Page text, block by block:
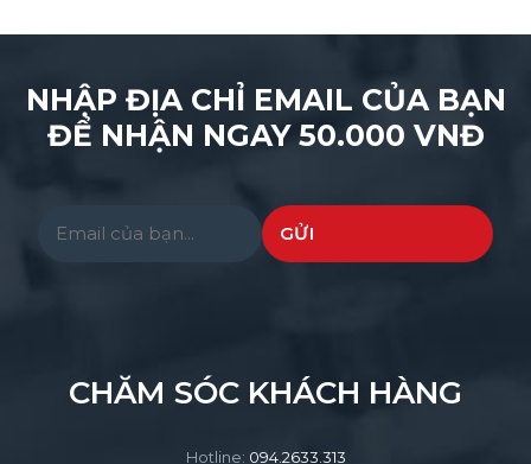
NHẬP ĐỊA CHỈ EMAIL CỦA BẠN
ĐỂ NHẬN NGAY 50.000 VNĐ
Please leave this field empty.
CHĂM SÓC KHÁCH HÀNG
Hotline: 094.2633.313